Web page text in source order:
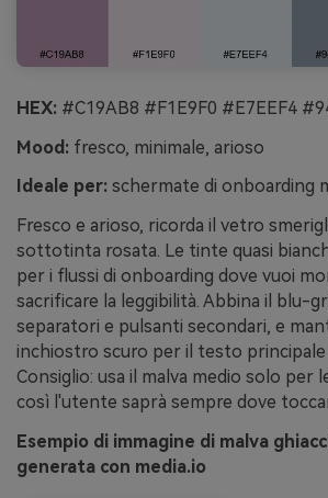
HEX: #C19AB8 #F1E9F0 #E7EEF4
Mood: fresco, minimale, arioso
Ideale per: schermate di onboarding
Fresco e arioso, ricorda il vetro
sottotinta rosata. Le tinte quasi
per i flussi di onboarding dove vuoi
sacrificare la leggibilità. Abbina il blu-
separatori e pulsanti secondari, e
inchiostro scuro per il testo principale
Consiglio: usa il malva medio solo per
così l'utente saprà sempre dove
Esempio di immagine di malva
generata con media.io